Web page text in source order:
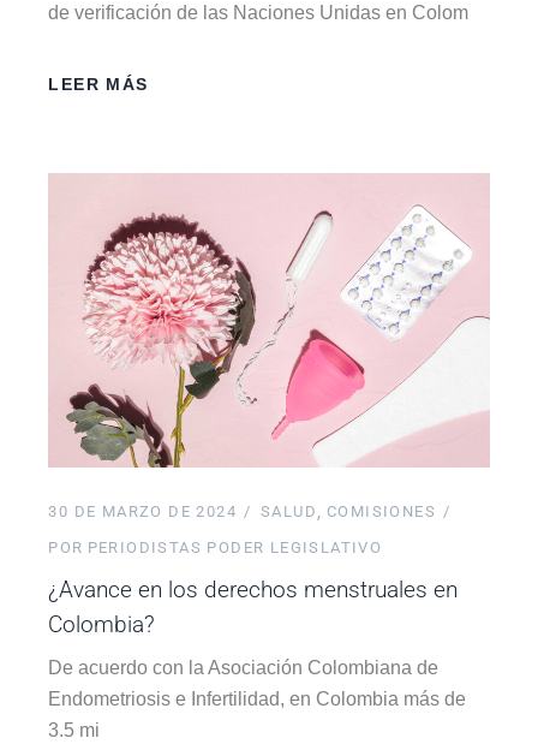
de verificación de las Naciones Unidas en Colom
LEER MÁS
30 DE MARZO DE 2024 SALUD
COMISIONES
POR PERIODISTAS PODER LEGISLATIVO
¿Avance en los derechos menstruales en
Colombia?
De acuerdo con la Asociación Colombiana de
Endometriosis e Infertilidad, en Colombia más de
3.5 mi